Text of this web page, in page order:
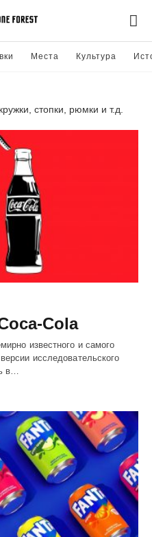
Места Культура
стопки, рюмки и т.д.
Cola
известного и самого
исследовательского
в…